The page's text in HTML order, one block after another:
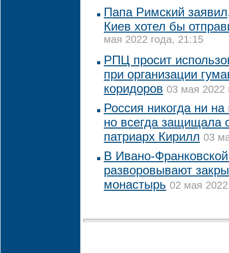
Папа Римский
Киев хотел бы
мая 2022 года, 21:15
РПЦ просит
при организации
коридоров 03 мая 2022
Россия никогда ни
но всегда защищала
патриарх Кирилл 03
В Ивано-
разворовывают
монастырь 02 мая